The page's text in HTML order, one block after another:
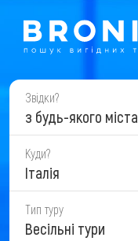
Звідки?
з будь-якого міста
Куди?
Італія
Тип туру
Весільні тури